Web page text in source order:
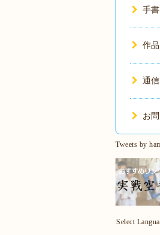
手
作
通
お
Tweets by
Select